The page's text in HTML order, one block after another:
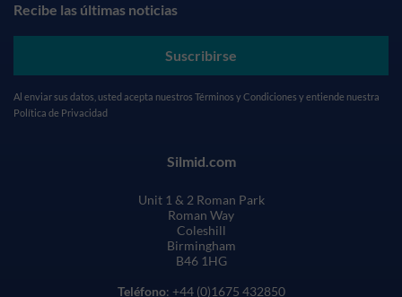
Recibe las últimas noticias
Suscribirse
Al enviar sus datos, usted acepta nuestros Términos y Condiciones y entiende nuestra
Política de Privacidad
Silmid.com
Unit 1 & 2 Roman Park
Roman Way
Coleshill
Birmingham
B46 1HG
Teléfono: +44 (0)1675 432850